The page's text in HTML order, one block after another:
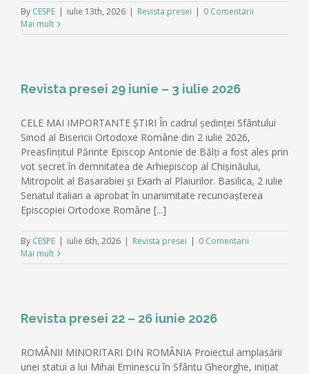
By CESPE | iulie 13th, 2026 | Revista presei | 0 Comentarii
Mai mult
Revista presei 29 iunie – 3 iulie 2026
CELE MAI IMPORTANTE ȘTIRI În cadrul ședinței Sfântului
Sinod al Bisericii Ortodoxe Române din 2 iulie 2026,
Preasfințitul Părinte Episcop Antonie de Bălți a fost ales prin
vot secret în demnitatea de Arhiepiscop al Chișinăului,
Mitropolit al Basarabiei și Exarh al Plaiurilor. Basilica, 2 iulie
Senatul italian a aprobat în unanimitate recunoașterea
Episcopiei Ortodoxe Române [...]
By CESPE | iulie 6th, 2026 | Revista presei | 0 Comentarii
Mai mult
Revista presei 22 – 26 iunie 2026
ROMÂNII MINORITARI DIN ROMÂNIA Proiectul amplasării
unei statui a lui Mihai Eminescu în Sfântu Gheorghe, inițiat